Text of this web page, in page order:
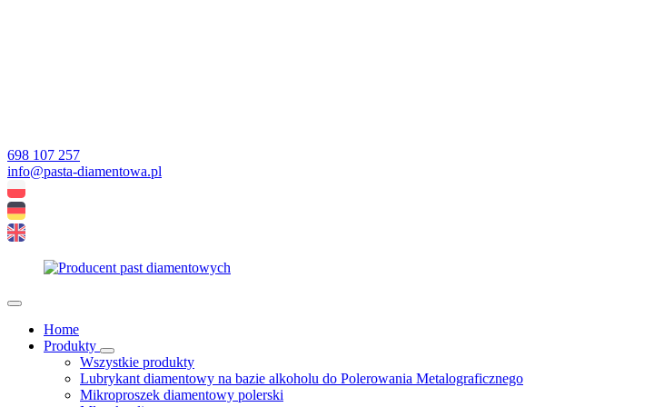
698 107 257
info@pasta-diamentowa.pl
Home
Produkty
Wszystkie produkty
Lubrykant diamentowy na bazie alkoholu do Polerowania Metalograficznego
Mikroproszek diamentowy polerski